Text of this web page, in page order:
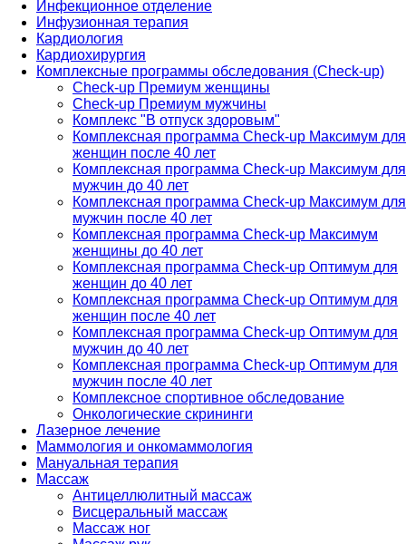
Инфекционное отделение
Инфузионная терапия
Кардиология
Кардиохирургия
Комплексные программы обследования (Check-up)
Check-up Премиум женщины
Check-up Премиум мужчины
Комплекс "В отпуск здоровым"
Комплексная программа Check-up Максимум для
женщин после 40 лет
Комплексная программа Check-up Максимум для
мужчин до 40 лет
Комплексная программа Check-up Максимум для
мужчин после 40 лет
Комплексная программа Check-up Максимум
женщины до 40 лет
Комплексная программа Check-up Оптимум для
женщин до 40 лет
Комплексная программа Check-up Оптимум для
женщин после 40 лет
Комплексная программа Check-up Оптимум для
мужчин до 40 лет
Комплексная программа Check-up Оптимум для
мужчин после 40 лет
Комплексное спортивное обследование
Онкологические скрининги
Лазерное лечение
Маммология и онкомаммология
Мануальная терапия
Массаж
Антицеллюлитный массаж
Висцеральный массаж
Массаж ног